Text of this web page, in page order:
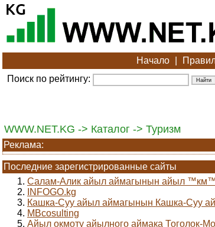
Начало
Поиск по рейтингу:
WWW.NET.KG -> Каталог -> Туризм
Реклама:
Последние зарегистрированные сайты
1. Салам-Алик айыл аймагынын айыл
2.
INFOGO.kg
3. Кашка-Суу айыл аймагынын Кашка-Суу
4. MBcosulting
5. Айыл окмоту айылного аймака Тоголок-